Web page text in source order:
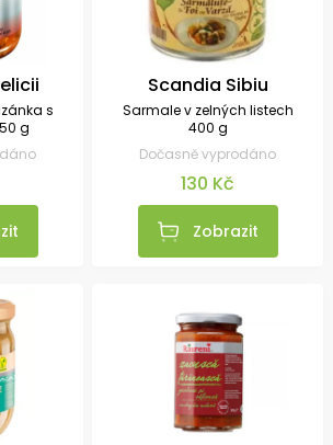
s
g
Scandia Sibiu
Sarmale v zelných listech
400 g
Dočasně vyprodáno
130 Kč
Zobrazit